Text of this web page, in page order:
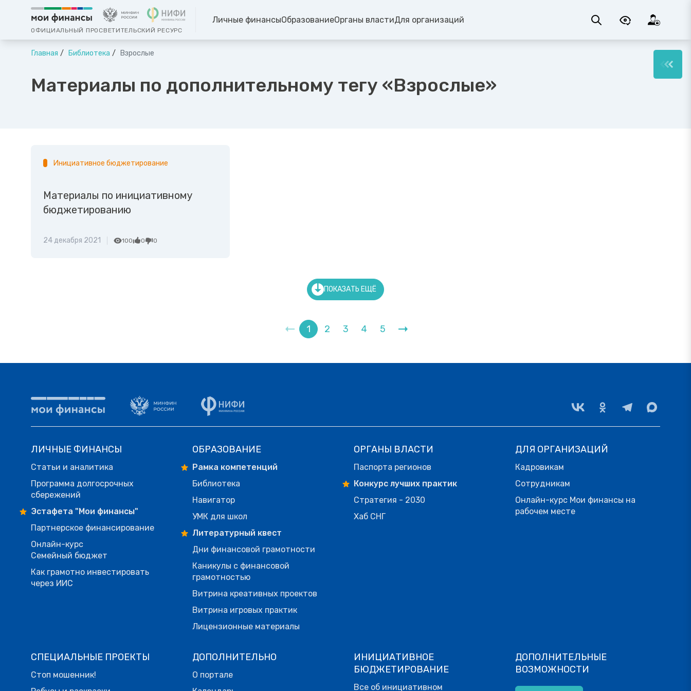
ОФИЦИАЛЬНЫЙ ПРОСВЕТИТЕЛЬСКИЙ РЕСУРС
Личные финансыОбразованиеОрганы властиДля организаций
Главная Библиотека Взрослые
Материалы по дополнительному тегу «Взрослые»
Инициативное бюджетирование
Материалы по инициативному
бюджетированию
24 декабря 2021 100 0 0
ПОКАЗАТЬ ЕЩЁ
1 2 3 4 5
ЛИЧНЫЕ ФИНАНСЫ
Статьи и аналитика
Программа долгосрочных
сбережений
Эстафета "Мои финансы"
Партнерское финансирование
Онлайн-курс
Семейный бюджет
Как грамотно инвестировать
через ИИС
ОБРАЗОВАНИЕ
Рамка компетенций
Библиотека
Навигатор
УМК для школ
Литературный квест
Дни финансовой грамотности
Каникулы с финансовой
грамотностью
Витрина креативных проектов
Витрина игровых практик
Лицензионные материалы
ОРГАНЫ ВЛАСТИ
Паспорта регионов
Конкурс лучших практик
Стратегия - 2030
Хаб СНГ
ДЛЯ ОРГАНИЗАЦИЙ
Кадровикам
Сотрудникам
Онлайн-курс Мои финансы на
рабочем месте
СПЕЦИАЛЬНЫЕ ПРОЕКТЫ
Стоп мошенник!
ДОПОЛНИТЕЛЬНО
О портале
ИНИЦИАТИВНОЕ
БЮДЖЕТИРОВАНИЕ
Все об инициативном
ДОПОЛНИТЕЛЬНЫЕ
ВОЗМОЖНОСТИ